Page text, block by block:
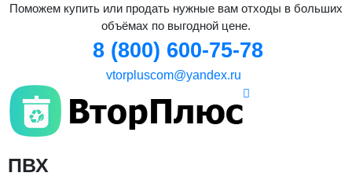
Поможем купить или продать нужные вам отходы в больших
объёмах по выгодной цене.
8 (800) 600-75-78
vtorpluscom@yandex.ru
ПВХ